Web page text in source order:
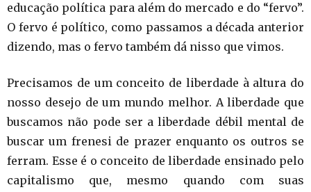
educação política para além do mercado e do “fervo”.
O fervo é político, como passamos a década anterior
dizendo, mas o fervo também dá nisso que vimos.
Precisamos de um conceito de liberdade à altura do
nosso desejo de um mundo melhor. A liberdade que
buscamos não pode ser a liberdade débil mental de
buscar um frenesi de prazer enquanto os outros se
ferram. Esse é o conceito de liberdade ensinado pelo
capitalismo que, mesmo quando com suas